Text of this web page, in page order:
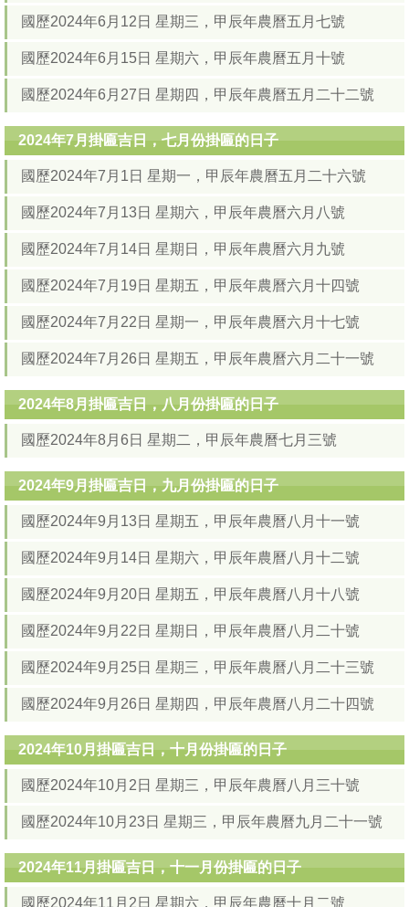
國歷2024年6月12日 星期三，甲辰年農曆五月七號
國歷2024年6月15日 星期六，甲辰年農曆五月十號
國歷2024年6月27日 星期四，甲辰年農曆五月二十二號
2024年7月掛匾吉日，七月份掛匾的日子
國歷2024年7月1日 星期一，甲辰年農曆五月二十六號
國歷2024年7月13日 星期六，甲辰年農曆六月八號
國歷2024年7月14日 星期日，甲辰年農曆六月九號
國歷2024年7月19日 星期五，甲辰年農曆六月十四號
國歷2024年7月22日 星期一，甲辰年農曆六月十七號
國歷2024年7月26日 星期五，甲辰年農曆六月二十一號
2024年8月掛匾吉日，八月份掛匾的日子
國歷2024年8月6日 星期二，甲辰年農曆七月三號
2024年9月掛匾吉日，九月份掛匾的日子
國歷2024年9月13日 星期五，甲辰年農曆八月十一號
國歷2024年9月14日 星期六，甲辰年農曆八月十二號
國歷2024年9月20日 星期五，甲辰年農曆八月十八號
國歷2024年9月22日 星期日，甲辰年農曆八月二十號
國歷2024年9月25日 星期三，甲辰年農曆八月二十三號
國歷2024年9月26日 星期四，甲辰年農曆八月二十四號
2024年10月掛匾吉日，十月份掛匾的日子
國歷2024年10月2日 星期三，甲辰年農曆八月三十號
國歷2024年10月23日 星期三，甲辰年農曆九月二十一號
2024年11月掛匾吉日，十一月份掛匾的日子
國歷2024年11月2日 星期六，甲辰年農曆十月二號